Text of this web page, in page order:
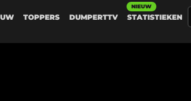
TOPPERS DUMPERTTV STATISTIEKEN
NIEUW